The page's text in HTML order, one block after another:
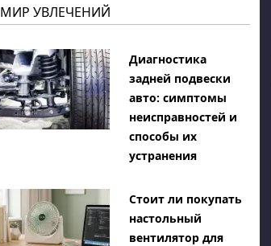
МИР УВЛЕЧЕНИЙ
Диагностика
задней подвески
авто: симптомы
неисправностей и
способы их
устранения
Стоит ли покупать
настольный
вентилятор для